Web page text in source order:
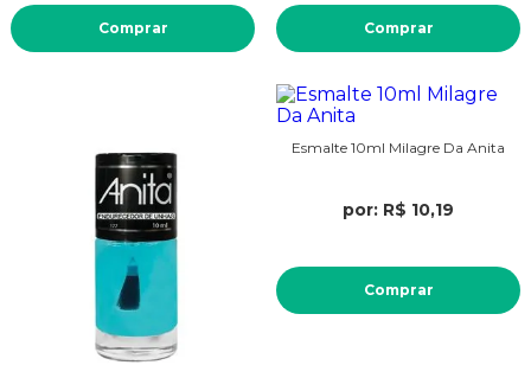
Comprar Comprar
Esmalte 10ml Milagre Da Anita
por: R$ 10,19
Comprar